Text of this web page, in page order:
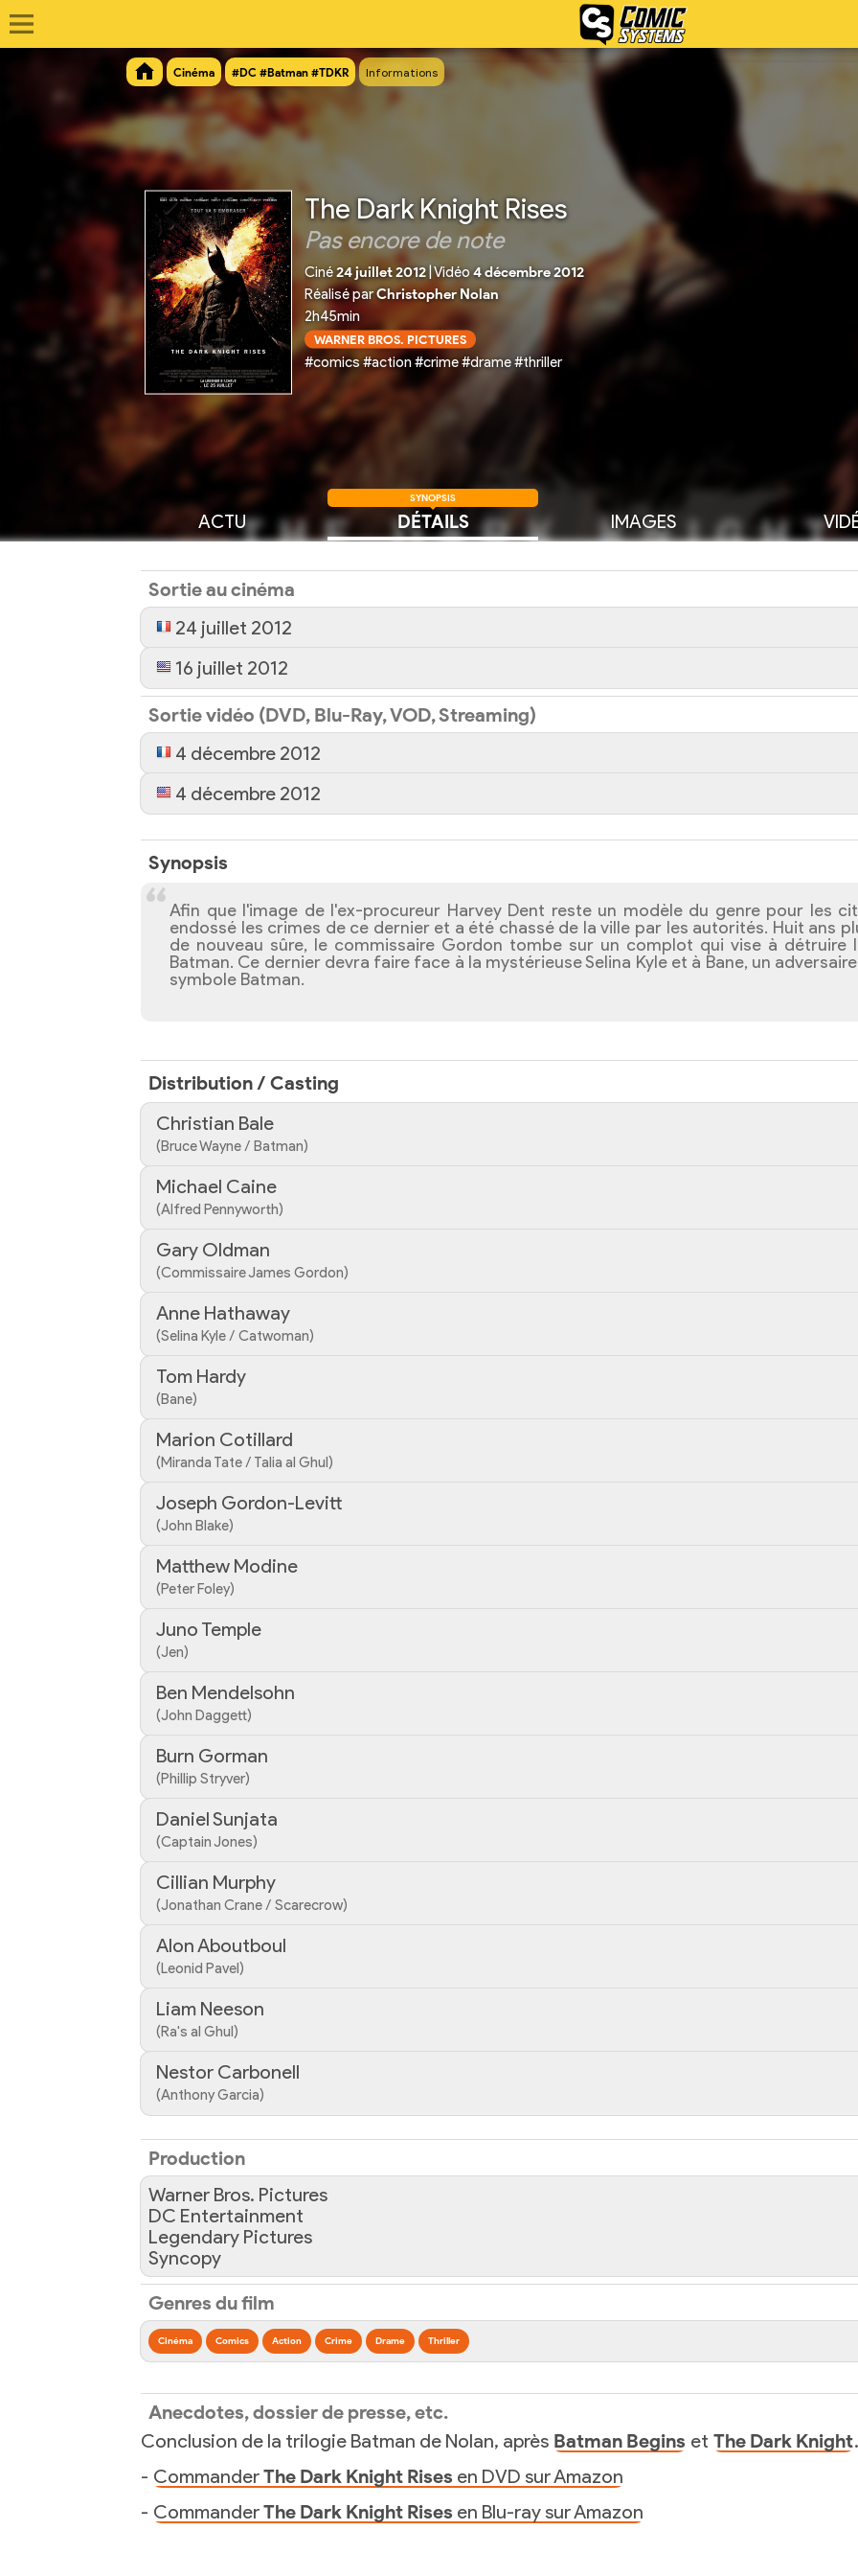
Cinéma #DC #Batman #TDKR Informations
The Dark Knight Rises
Pas encore de note
Ciné24 juillet 2012|Vidéo4 décembre 2012
Réalisé parChristopher Nolan
2h45min
WARNER BROS. PICTURES
#comics #action #crime #drame #thriller
ACTU DÉTAILS
SYNOPSIS
IMAGES
Sortie au cinéma
24 juillet 2012
16 juillet 2012
Sortie vidéo (DVD, Blu-Ray, VOD, Streaming)
4 décembre 2012
4 décembre 2012
Synopsis
Afin que l'image de l'ex-procureur Harvey Dent reste un modèle du genre pour les
endossé les crimes de ce dernier et a été chassé de la ville par les autorités. Huit ans
de nouveau sûre, le commissaire Gordon tombe sur un complot qui vise à
Batman. Ce dernier devra faire face à la mystérieuse Selina Kyle et à Bane, un
symbole Batman.
Distribution / Casting
Christian Bale
(Bruce Wayne / Batman)
Michael Caine
(Alfred Pennyworth)
Gary Oldman
(Commissaire James Gordon)
Anne Hathaway
(Selina Kyle / Catwoman)
Tom Hardy
(Bane)
Marion Cotillard
(Miranda Tate / Talia al Ghul)
Joseph Gordon-Levitt
(John Blake)
Matthew Modine
(Peter Foley)
Juno Temple
(Jen)
Ben Mendelsohn
(John Daggett)
Burn Gorman
(Phillip Stryver)
Daniel Sunjata
(Captain Jones)
Cillian Murphy
(Jonathan Crane / Scarecrow)
Alon Aboutboul
(Leonid Pavel)
Liam Neeson
(Ra's al Ghul)
Nestor Carbonell
(Anthony Garcia)
Production
Warner Bros. Pictures
DC Entertainment
Legendary Pictures
Syncopy
Genres du film
Cinéma Comics Action Crime Drame Thriller
Anecdotes, dossier de presse, etc.
Conclusion de la trilogie Batman de Nolan, après Batman Begins et The Dark Knight.
- CommanderThe Dark Knight Rises en DVD sur Amazon
- CommanderThe Dark Knight Rises en Blu-ray sur Amazon